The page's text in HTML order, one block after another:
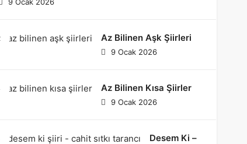
Az Bilinen Aşk Şiirleri
9 Ocak 2026
Az Bilinen Kısa Şiirler
9 Ocak 2026
Desem Ki –